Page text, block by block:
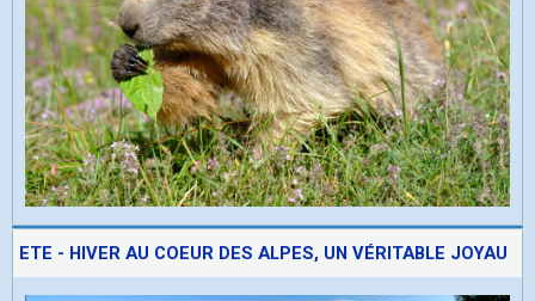
ETE - HIVER AU COEUR DES ALPES, UN VÉRITABLE JOYAU